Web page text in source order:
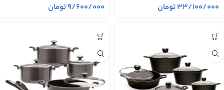
۳۳/۱۰۰/۰۰۰تومان ۹/۶۰۰/۰۰۰تومان